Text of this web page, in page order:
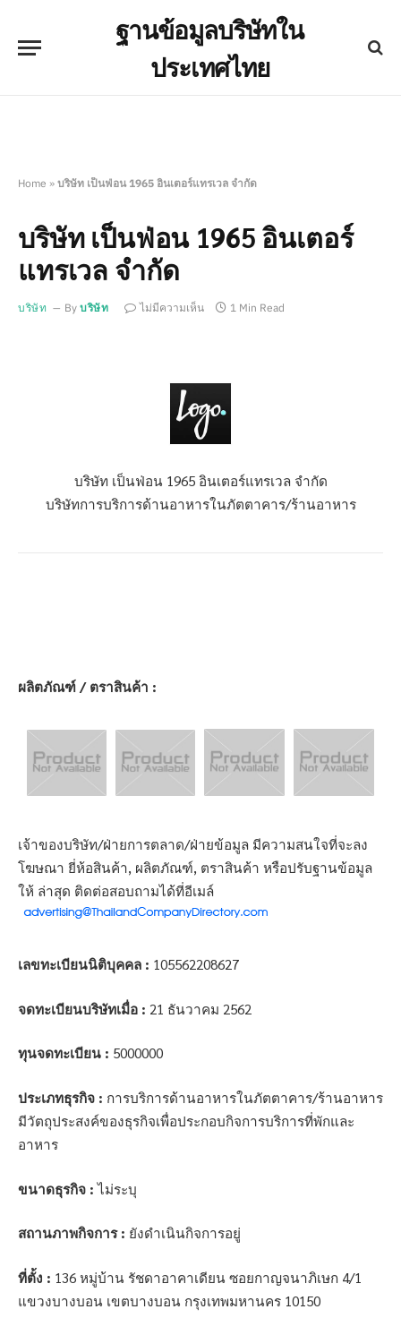
ฐานข้อมูลบริษัทใน
ประเทศไทย
Home » บริษัท เป็นฟ่อน 1965 อินเตอร์แทรเวล จำกัด
บริษัท เป็นฟ่อน 1965 อินเตอร์
แทรเวล จำกัด
บริษัท By บริษัท ไม่มีความเห็น 1 Min Read
บริษัท เป็นฟ่อน 1965 อินเตอร์แทรเวล จำกัด
บริษัทการบริการด้านอาหารในภัตตาคาร/ร้านอาหาร
ผลิตภัณฑ์ / ตราสินค้า :
เจ้าของบริษัท/ฝ่ายการตลาด/ฝ่ายข้อมูล มีความสนใจที่จะลง
โฆษณา ยี่ห้อสินค้า, ผลิตภัณฑ์, ตราสินค้า หรือปรับฐานข้อมูล
ให้ ล่าสุด ติดต่อสอบถามได้ที่อีเมล์
เลขทะเบียนนิติบุคคล : 105562208627
จดทะเบียนบริษัทเมื่อ : 21 ธันวาคม 2562
ทุนจดทะเบียน : 5000000
ประเภทธุรกิจ : การบริการด้านอาหารในภัตตาคาร/ร้านอาหาร
มีวัตถุประสงค์ของธุรกิจเพื่อประกอบกิจการบริการที่พักและ
อาหาร
ขนาดธุรกิจ : ไม่ระบุ
สถานภาพกิจการ : ยังดำเนินกิจการอยู่
ที่ตั้ง : 136 หมู่บ้าน รัชดาอาคาเดียน ซอยกาญจนาภิเษก 4/1
แขวงบางบอน เขตบางบอน กรุงเทพมหานคร 10150